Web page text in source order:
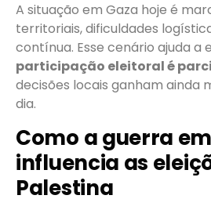
A situação em Gaza hoje é
territoriais, dificuldades
contínua. Esse cenário ajuda a
participação eleitoral é
decisões locais ganham ainda
dia.
Como a guerra
influencia as
Palestina